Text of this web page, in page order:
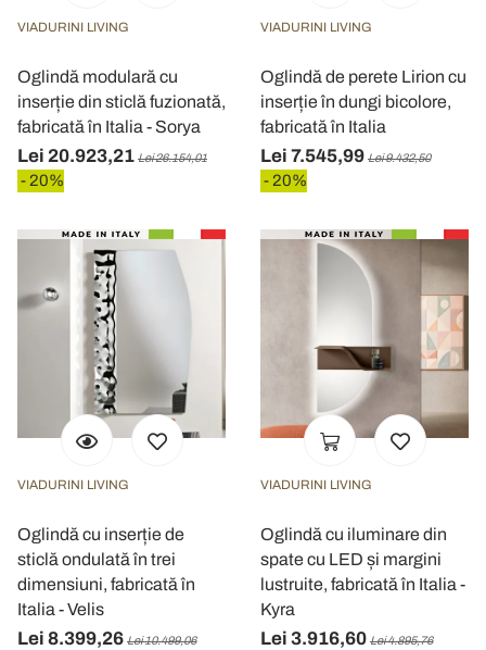
VIADURINI LIVING
Oglindă modulară cu
inserție din sticlă fuzionată,
fabricată în Italia - Sorya
Lei 20.923,21 Lei 26.154,01
- 20%
VIADURINI LIVING
Oglindă de perete Lirion cu
inserție în dungi bicolore,
fabricată în Italia
Lei 7.545,99 Lei 9.432,50
- 20%
VIADURINI LIVING
Oglindă cu inserție de
sticlă ondulată în trei
dimensiuni, fabricată în
Italia - Velis
Lei 8.399,26 Lei 10.499,06
VIADURINI LIVING
Oglindă cu iluminare din
spate cu LED și margini
lustruite, fabricată în Italia -
Kyra
Lei 3.916,60 Lei 4.895,76